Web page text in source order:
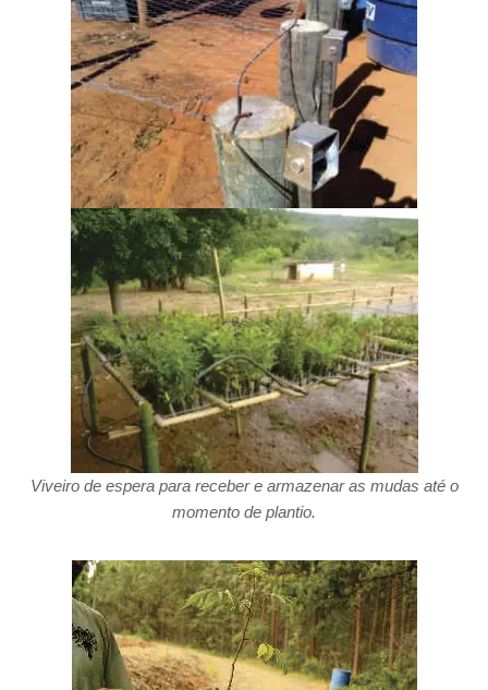
Viveiro de espera para receber e armazenar as mudas até o
momento de plantio.